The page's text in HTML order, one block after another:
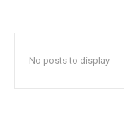
No posts to display